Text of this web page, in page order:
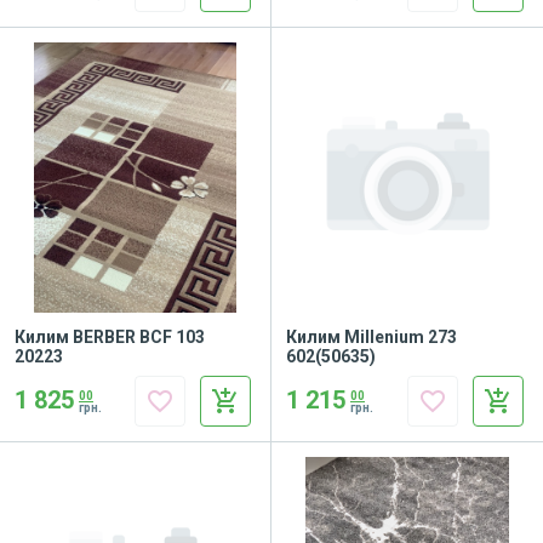
Килим BERBER BCF 103
20223
1 825 00
грн.
add_shopping_cart
favorite_border
Килим Millenium 273
602(50635)
1 215 00
грн.
add_shopping_cart
favorite_border